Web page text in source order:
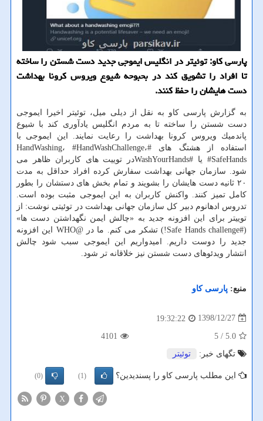
پارسی كاو: توئیتر در انگلیس ایموجی جدید دست شستن را ساخته
تا افراد را تشویق كند در بحبوحه شیوع ویروس كرونا بهداشت
دست هایشان را حفظ كنند.
به گزارش پارسی كاو به نقل از دیلی میل، توئیتر اخیرا ایموجی
دست شستن را ساخته تا به مردم انگلیس یادآوری كند با شیوع
پاندمیك ویروس كرونا بهداشت را رعایت نمایند. این ایموجی با
استفاده از هشتگ های #HandWashing، #HandWashChallenge،
#SafeHands یا #WashYourHandsدر توییت های كاربران ظاهر می
شود. سازمان جهانی بهداشت سفارش كرده افراد حداقل به مدت
۲۰ ثانیه دست هایشان را بشویند و تمام بخش های دستشان را بطور
كامل تمیز كنند. واكنش كاربران به این ایموجی مثبت بوده است.
تدروس ادهانوم دبیر كل سازمان جهانی بهداشت در توئیتی نوشت: از
توییتر برای این افزونه جدید به «چالش ایمن نگهداشتن دست ها»
(#Safe Hands challenge!) تشكر می كنم. ما در @WHO این افزونه
جدید را دوست داریم. امیدواریم این ایموجی سبب شود چالش
انتشار ویدئوهای دست شستن نیز خلاقانه تر شود.
منبع: پارسی كاو
1398/12/27
19:32:22
5.0
/ 5
4101
تگهای خبر:
توئیتر
این مطلب پارسی کاو را پسندیدین؟ (1)
(0)
X